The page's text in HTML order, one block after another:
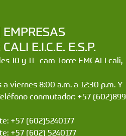
E.I.C.E. E.S.P.
10 y 11 cam Torre EMCALI cali,
viernes 8:00 a.m. a 12:30 p.m. Y
conmutador: +57 (602)899
+57 (602)5240177
+57 (602) 5240177